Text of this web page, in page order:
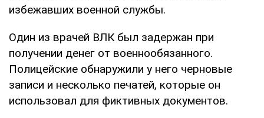
избежавших военной службы.
Один из врачей ВЛК был задержан при
получении денег от военнообязанного.
Полицейские обнаружили у него черновые
записи и несколько печатей, которые он
использовал для фиктивных документов.